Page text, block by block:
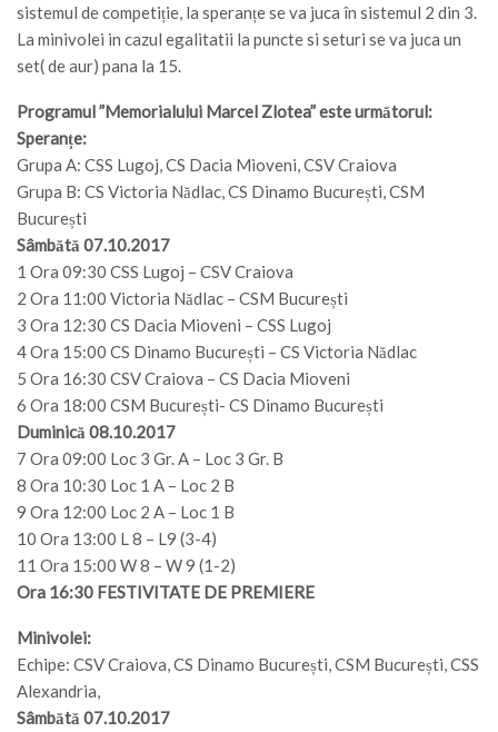
sistemul de competiție, la speranțe se va juca în sistemul 2 din 3.
La minivolei in cazul egalitatii la puncte si seturi se va juca un
set( de aur) pana la 15.
Programul ”Memorialului Marcel Zlotea” este următorul:
Speranțe:
Grupa A: CSS Lugoj, CS Dacia Mioveni, CSV Craiova
Grupa B: CS Victoria Nădlac, CS Dinamo București, CSM
București
Sâmbătă 07.10.2017
1 Ora 09:30 CSS Lugoj – CSV Craiova
2 Ora 11:00 Victoria Nădlac – CSM București
3 Ora 12:30 CS Dacia Mioveni – CSS Lugoj
4 Ora 15:00 CS Dinamo București – CS Victoria Nădlac
5 Ora 16:30 CSV Craiova – CS Dacia Mioveni
6 Ora 18:00 CSM București- CS Dinamo București
Duminică 08.10.2017
7 Ora 09:00 Loc 3 Gr. A – Loc 3 Gr. B
8 Ora 10:30 Loc 1 A – Loc 2 B
9 Ora 12:00 Loc 2 A – Loc 1 B
10 Ora 13:00 L 8 – L9 (3-4)
11 Ora 15:00 W 8 – W 9 (1-2)
Ora 16:30 FESTIVITATE DE PREMIERE
Minivolei:
Echipe: CSV Craiova, CS Dinamo București, CSM București, CSS
Alexandria,
Sâmbătă 07.10.2017